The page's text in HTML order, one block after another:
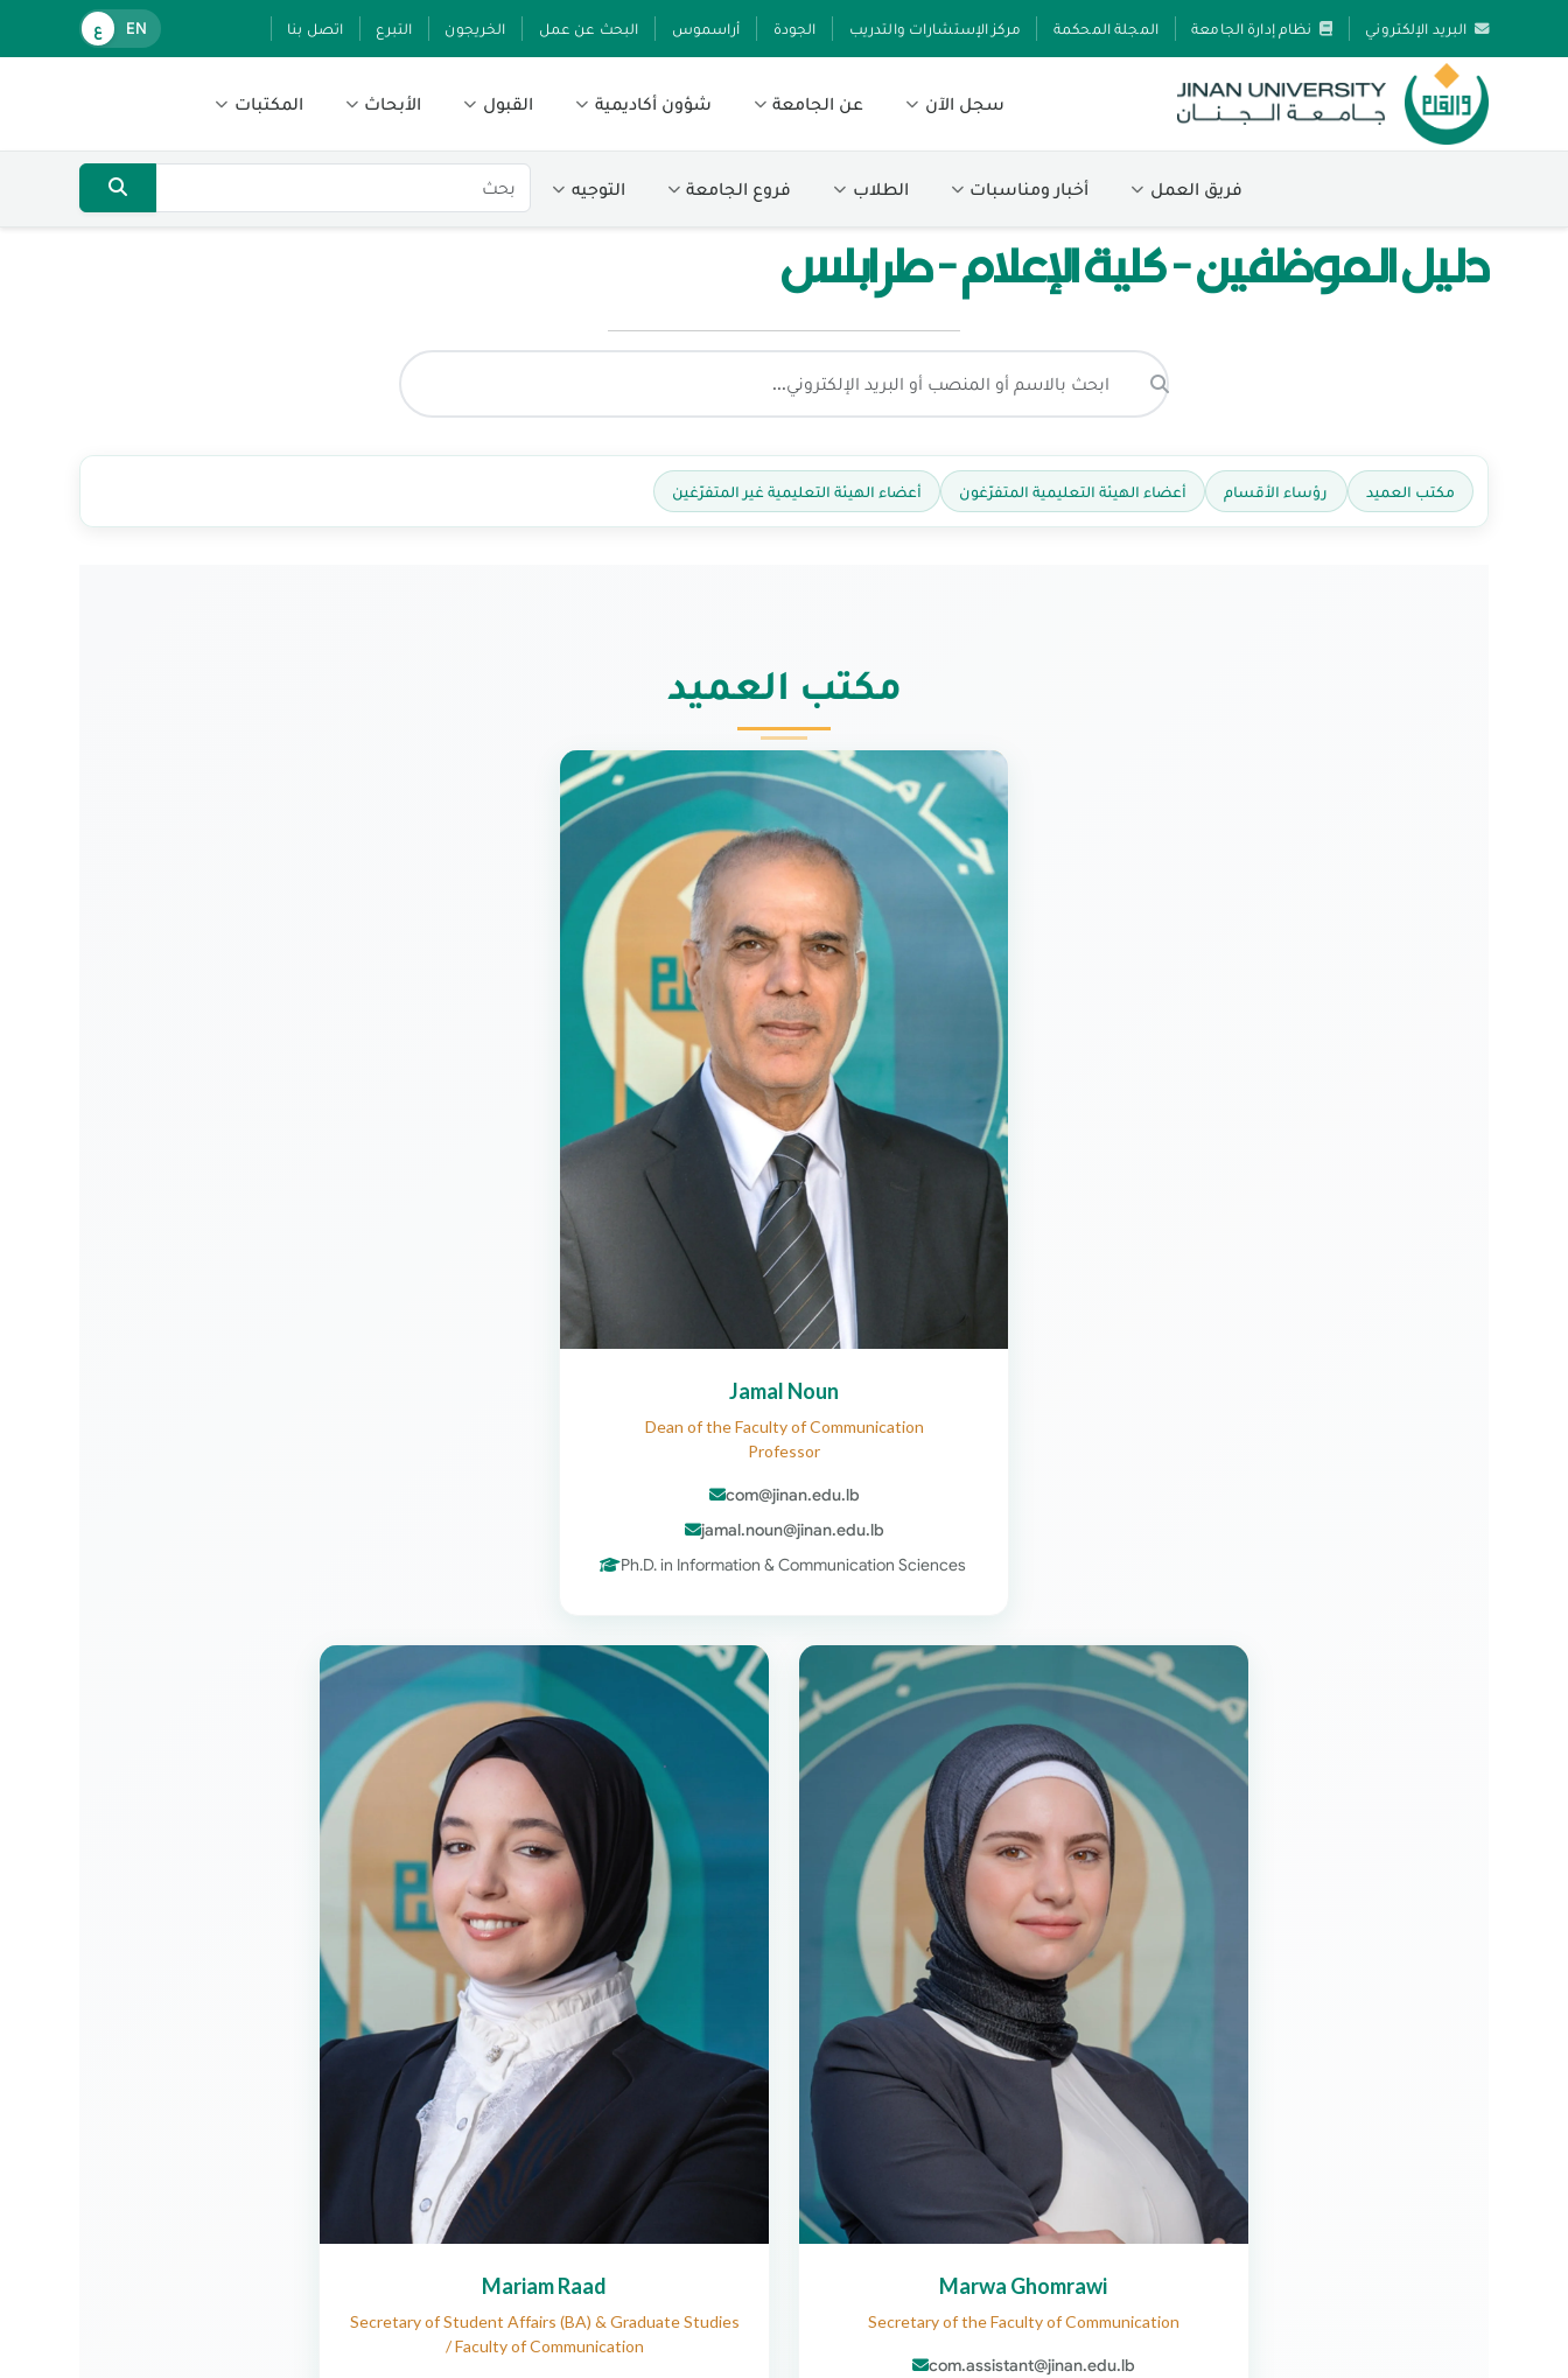
البريد الإلكتروني نظام إدارة الجامعة المجلة المحكمة مركز الإستشارات والتدريب الجودة أراسموس البحث عن عمل الخريجون التبرع اتصل بنا EN ع
سجل الآن عن الجامعة شؤون أكاديمية القبول الأبحاث المكتبات
فريق العمل أخبار ومناسبات الطلاب فروع الجامعة التوجيه
دليل الموظفين - كلية الإعلام - طرابلس
مكتب العميد رؤساء الأقسام أعضاء الهيئة التعليمية المتفرّغون أعضاء الهيئة التعليمية غير المتفرّغين
مكتب العميد
Jamal Noun
Dean of the Faculty of Communication
Professor
com@jinan.edu.lb
jamal.noun@jinan.edu.lb
Ph.D. in Information & Communication Sciences
Marwa Ghomrawi
Secretary of the Faculty of Communication
com.assistant@jinan.edu.lb
Mariam Raad
Secretary of Student Affairs (BA) & Graduate Studies
/ Faculty of Communication